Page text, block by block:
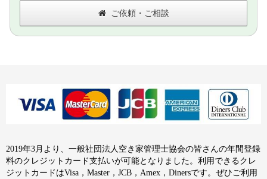
ご依頼・ご相談
2019年3月より、一般社団法人空き家管理士協会の皆さんの年間登録
料のクレジットカード支払いが可能となりました。利用できるクレ
ジットカードはVisa，Master，JCB，Amex，Dinersです。ぜひご利用